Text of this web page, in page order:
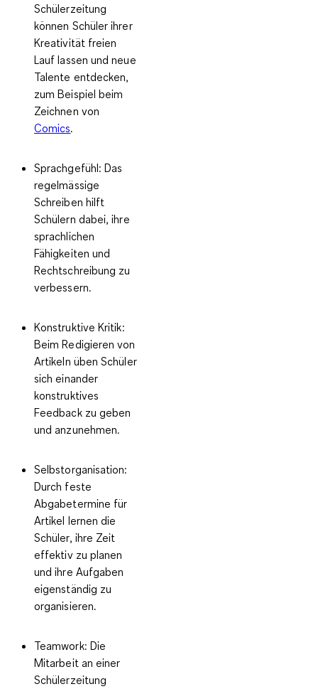
Schülerzeitung
können Schüler ihrer
Kreativität freien
Lauf lassen und neue
Talente entdecken,
zum Beispiel beim
Zeichnen von
Comics.
Sprachgefühl: Das
regelmässige
Schreiben hilft
Schülern dabei, ihre
sprachlichen
Fähigkeiten und
Rechtschreibung zu
verbessern.
Konstruktive Kritik:
Beim Redigieren von
Artikeln üben Schüler
sich einander
konstruktives
Feedback zu geben
und anzunehmen.
Selbstorganisation:
Durch feste
Abgabetermine für
Artikel lernen die
Schüler, ihre Zeit
effektiv zu planen
und ihre Aufgaben
eigenständig zu
organisieren.
Teamwork: Die
Mitarbeit an einer
Schülerzeitung